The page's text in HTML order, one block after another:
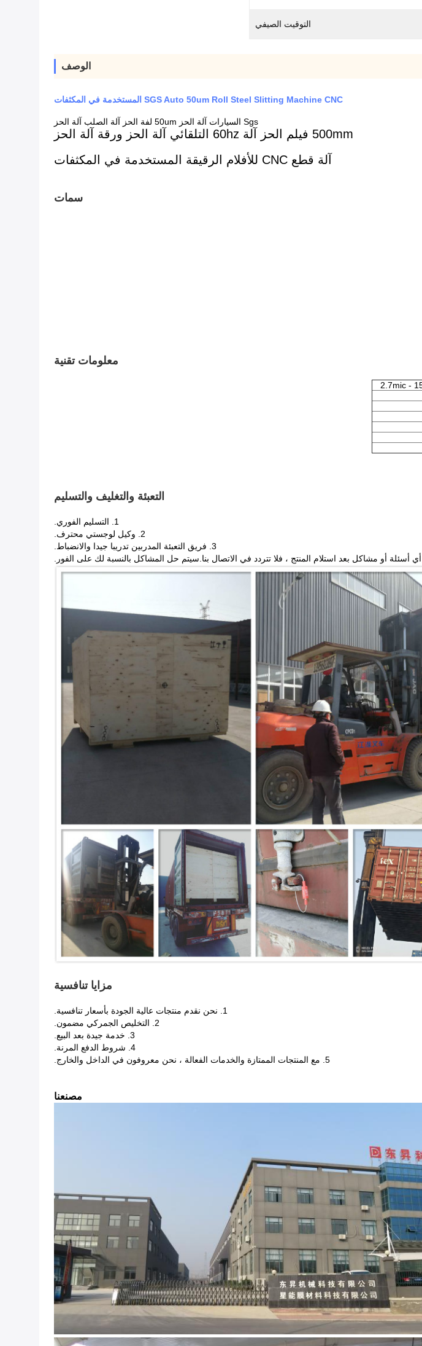
التوقيت الصيفي
الوصف
SGS Auto 50um Roll Steel Slitting Machine CNC المستخدمة في المكثفات
Sgs السيارات آلة الحز 50um لفة الحز آلة الصلب آلة الحز
500mm فيلم الحز آلة 60hz التلقائي آلة الحز ورقة آلة الحز
آلة قطع CNC للأفلام الرقيقة المستخدمة في المكثفات
سمات
معلومات تقنية
التعبئة والتغليف والتسليم
1. التسليم الفوري.
2. وكيل لوجستي محترف.
3. فريق التعبئة المدربين تدريبا جيدا والانضباط.
مزايا تنافسية
1. نحن نقدم منتجات عالية الجودة بأسعار تنافسية.
2. التخليص الجمركي مضمون.
3. خدمة جيدة بعد البيع.
4. شروط الدفع المرنة.
5. مع المنتجات الممتازة والخدمات الفعالة ، نحن معروفون في الداخل والخارج.
مصنعنا